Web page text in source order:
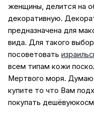
женщины, делится на
декоративную.
предназначена для
вида. Для такого
посоветовать
всем типам кожи
Мертвого моря.
купите то что Вам
покупать дешёвую